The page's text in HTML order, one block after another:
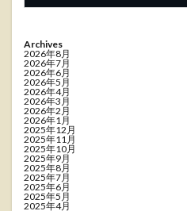
Archives
2026年8月
2026年7月
2026年6月
2026年5月
2026年4月
2026年3月
2026年2月
2026年1月
2025年12月
2025年11月
2025年10月
2025年9月
2025年8月
2025年7月
2025年6月
2025年5月
2025年4月